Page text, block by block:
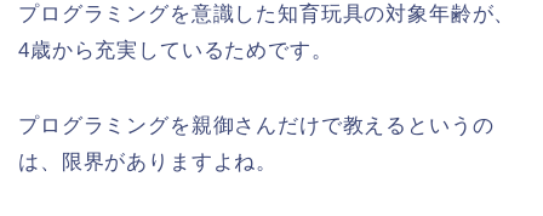
プログラミングを意識した知育玩具の対象年齢が、
4歳から充実しているためです。
プログラミングを親御さんだけで教えるというの
は、限界がありますよね。